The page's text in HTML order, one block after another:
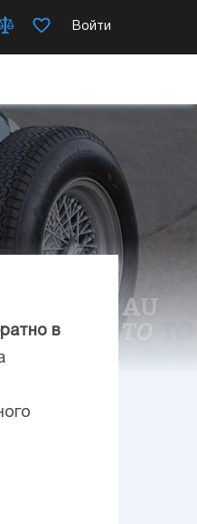
Войти
в